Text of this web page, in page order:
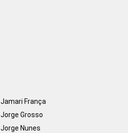
Jamari França
Jorge Grosso
Jorge Nunes